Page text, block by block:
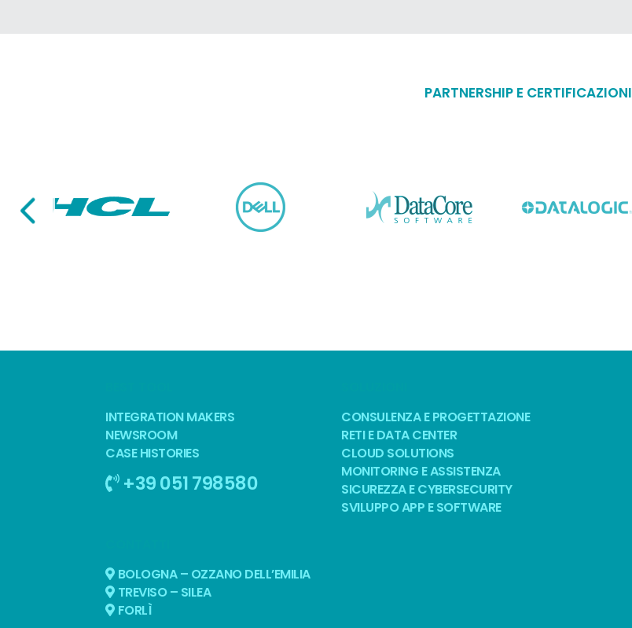
PARTNERSHIP E CERTIFICAZIONI
INTEGRATION MAKERS
NEWSROOM
CASE HISTORIES
+39 051 798580
CONSULENZA E PROGETTAZIONE
RETI E DATA CENTER
CLOUD SOLUTIONS
MONITORING E ASSISTENZA
SICUREZZA E CYBERSECURITY
SVILUPPO APP E SOFTWARE
BOLOGNA – OZZANO DELL’EMILIA
TREVISO – SILEA
FORLÌ